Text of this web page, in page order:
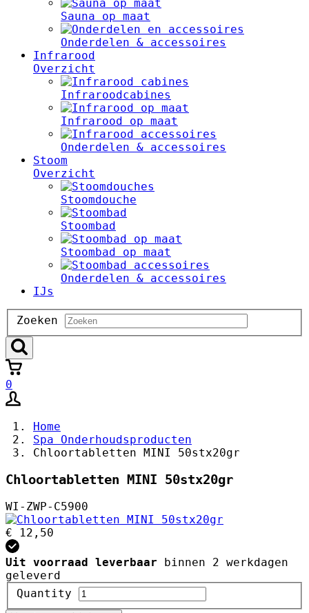
Sauna op maat
Onderdelen & accessoires
Infrarood
Overzicht
Infraroodcabines
Infrarood op maat
Onderdelen & accessoires
Stoom
Overzicht
Stoomdouche
Stoombad
Stoombad op maat
Onderdelen & accessoires
IJs
Zoeken
Zoeken
0
Home
Spa Onderhoudsproducten
Chloortabletten MINI 50stx20gr
Chloortabletten MINI 50stx20gr
WI-ZWP-C5900
€ 12,50
Uit voorraad leverbaar
binnen 2 werkdagen
geleverd
Quantity